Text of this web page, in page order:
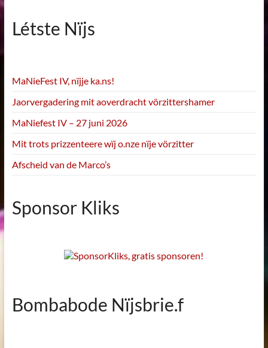
Létste Nïjs
MaNieFest IV, nïjje ka.ns!
Jaorvergadering mit aoverdracht vörzittershamer
MaNiefest IV – 27 juni 2026
Mit trots prizzenteere wïj o.nze nïje vörzitter
Afscheid van de Marco’s
Sponsor Kliks
Bombabode Nïjsbrie.f